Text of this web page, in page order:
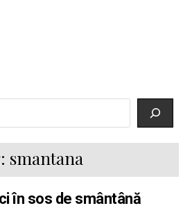
smantana
în sos de smântână